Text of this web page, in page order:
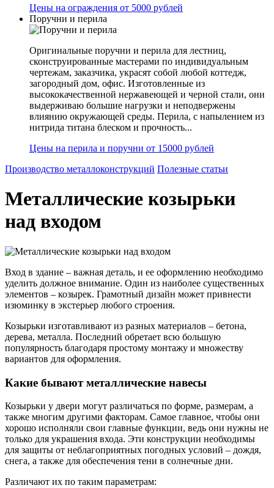
Цены на ограждения от 5000 рублей
Поручни и перила
Оригинальные поручни и перила для лестниц,
сконструированные мастерами по индивидуальным
чертежам, заказчика, украсят собой любой коттедж,
загородный дом, офис. Изготовленные из
высококачественной нержавеющей и черной стали, они
выдерживаю большие нагрузки и неподвержены
влиянию окружающей среды. Перила, с напылением из
нитрида титана блеском и прочность...
Цены на перила и поручни от 15000 рублей
Производство металлоконструкций Полезные статьи
Металлические козырьки
над входом
Вход в здание – важная деталь, и ее оформлению необходимо
уделить должное внимание. Один из наиболее существенных
элементов – козырек. Грамотный дизайн может привнести
изюминку в экстерьер любого строения.
Козырьки изготавливают из разных материалов – бетона,
дерева, металла. Последний обретает всю большую
популярность благодаря простому монтажу и множеству
вариантов для оформления.
Какие бывают металлические навесы
Козырьки у двери могут различаться по форме, размерам, а
также многим другими факторам. Самое главное, чтобы они
хорошо исполняли свои главные функции, ведь они нужны не
только для украшения входа. Эти конструкции необходимы
для защиты от неблагоприятных погодных условий – дождя,
снега, а также для обеспечения тени в солнечные дни.
Различают их по таким параметрам: